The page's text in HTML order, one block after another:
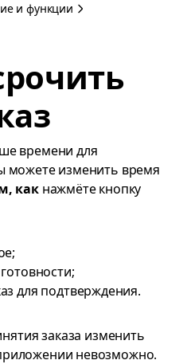
и функции
времени для
можете изменить время
какнажмёте кнопку
для подтверждения.
заказа изменить
невозможно.